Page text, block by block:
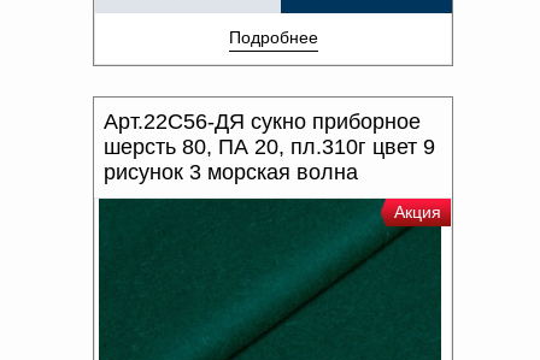
Подробнее
Арт.22С56-ДЯ сукно приборное
шерсть 80, ПА 20, пл.310г цвет 9
рисунок 3 морская волна
Акция